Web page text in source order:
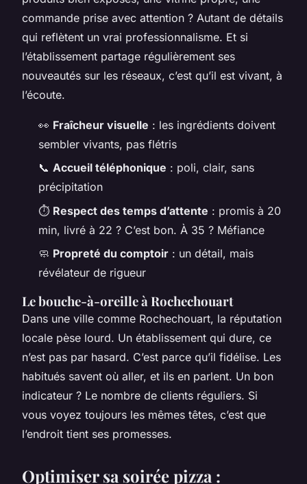
commande prise avec attention ? Autant de détails
qui reflètent un vrai professionnalisme. Et si
l’établissement partage régulièrement ses
nouveautés sur les réseaux, c’est qu’il est vivant, à
l’écoute.
👀 Fraîcheur visuelle : les ingrédients doivent
sembler vivants, pas flétris
📞 Accueil téléphonique : poli, clair, sans
précipitation
⏱️ Respect des temps d’attente : promis à 20
min, livré à 22 ? C’est bon. À 35 ? Méfiance
🧼 Propreté du comptoir : un détail, mais
révélateur de rigueur
Le bouche-à-oreille à Rochechouart
Dans une ville comme Rochechouart, la réputation
locale pèse lourd. Un établissement qui dure, ce
n’est pas par hasard. C’est parce qu’il fidélise. Les
habitués savent où aller, et ils en parlent. Un bon
indicateur ? Le nombre de clients réguliers. Si
vous voyez toujours les mêmes têtes, c’est que
l’endroit tient ses promesses.
Optimiser sa soirée pizza :